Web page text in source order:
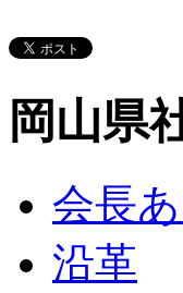
岡山県
会長
沿革